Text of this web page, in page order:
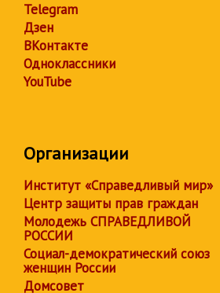
Telegram
Дзен
ВКонтакте
Одноклассники
YouTube
Организации
Институт «Справедливый мир»
Центр защиты прав граждан
Молодежь СПРАВЕДЛИВОЙ
РОССИИ
Социал-демократический союз
женщин России
Домсовет